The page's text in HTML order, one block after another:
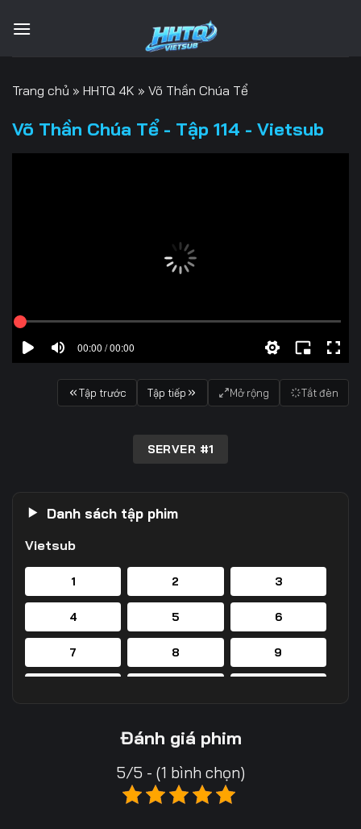
qua
Trang chủ » HHTQ 4K » Võ Thần Chúa Tể
Võ Thần Chúa Tể - Tập 114 - Vietsub
00:00 / 00:00
Tập trước Tập tiếp Mở rộng Tắt đèn
SERVER #1
Danh sách tập phim
Vietsub
1 2 3
4 5 6
7 8 9
20
Đánh giá phim
5/5 - (1 bình chọn)